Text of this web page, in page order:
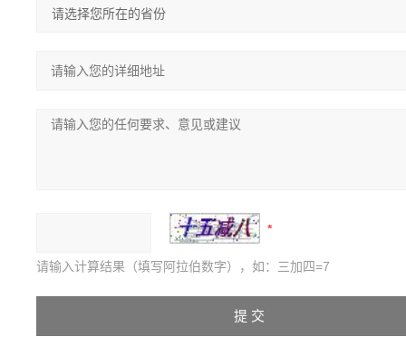
请输入计算结果（填写阿拉伯数字），如：三加四=7